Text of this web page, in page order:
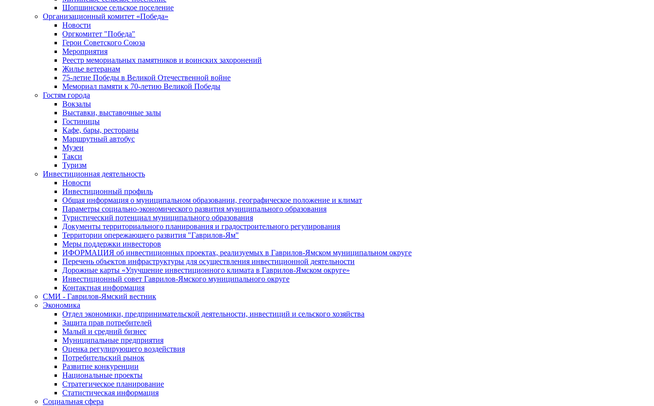
Шопшинское сельское поселение
Организационный комитет «Победа»
Новости
Оргкомитет "Победа"
Герои Советского Союза
Мероприятия
Реестр мемориальных памятников и воинских захоронений
Жилье ветеранам
75-летие Победы в Великой Отечественной войне
Мемориал памяти к 70-летию Великой Победы
Гостям города
Вокзалы
Выставки, выставочные залы
Гостиницы
Кафе, бары, рестораны
Маршрутный автобус
Музеи
Такси
Туризм
Инвестиционная деятельность
Новости
Инвестиционный профиль
Общая информация о муниципальном образовании, географическое положение и климат
Параметры социально-экономического развития муниципального образования
Туристический потенциал муниципального образования
Документы территориального планирования и градостроительного регулирования
Территории опережающего развития "Гаврилов-Ям"
Меры поддержки инвесторов
ИФОРМАЦИЯ об инвестиционных проектах, реализуемых в Гаврилов-Ямском муниципальном округе
Перечень объектов инфраструктуры для осуществления инвестиционной деятельности
Дорожные карты «Улучшение инвестиционного климата в Гаврилов-Ямском округе»
Инвестиционный совет Гаврилов-Ямского муниципального округе
Контактная информация
СМИ - Гаврилов-Ямский вестник
Экономика
Отдел экономики, предпринимательской деятельности, инвестиций и сельского хозяйства
Защита прав потребителей
Малый и средний бизнес
Муниципальные предприятия
Оценка регулирующего воздействия
Потребительский рынок
Развитие конкуренции
Национальные проекты
Стратегическое планирование
Статистическая информация
Социальная сфера